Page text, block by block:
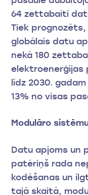
64 zettabaiti
Tiek prognozēts,
globālais datu
nekā 180
elektroenerģijas
līdz 2030.
13% no visas
Modulāro
Datu apjoms un
patēriņš rada
kodēšanas un
tajā skaitā,